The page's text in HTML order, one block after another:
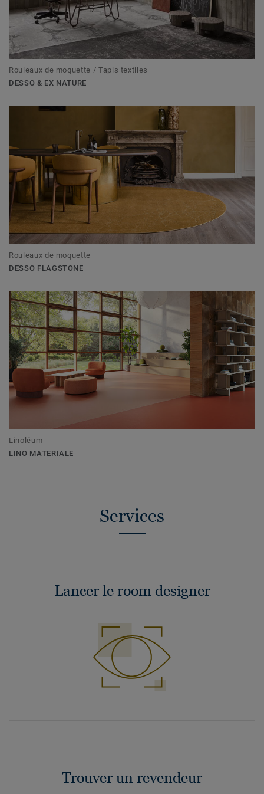
Rouleaux de moquette / Tapis textiles
DESSO & EX NATURE
Rouleaux de moquette
DESSO FLAGSTONE
Linoléum
LINO MATERIALE
Services
Lancer le room designer
Trouver un revendeur